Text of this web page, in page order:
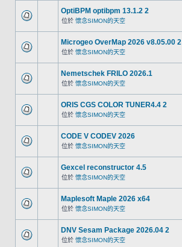
OptiBPM optibpm 13.1.2 2
位於 懷念SIMON的天空
Microgeo OverMap 2026 v8.05.00 2
位於 懷念SIMON的天空
Nemetschek FRILO 2026.1
位於 懷念SIMON的天空
ORIS CGS COLOR TUNER4.4 2
位於 懷念SIMON的天空
CODE V CODEV 2026
位於 懷念SIMON的天空
Gexcel reconstructor 4.5
位於 懷念SIMON的天空
Maplesoft Maple 2026 x64
位於 懷念SIMON的天空
DNV Sesam Package 2026.04 2
位於 懷念SIMON的天空